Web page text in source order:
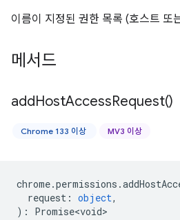
이름이 지정된 권한 목록 (호스트 또
메서드
addHostAccessRequest()
Chrome 133 이상 MV3 이상
chrome.permissions .
request : object,
) : Promise<void>